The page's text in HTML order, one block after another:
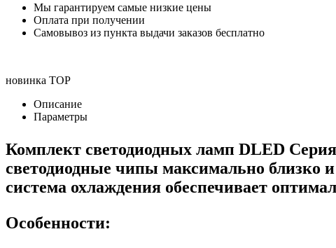
Мы гарантируем самые низкие цены
Оплата при получении
Самовывоз из пункта выдачи заказов бесплатно
новинка TOP
Описание
Параметры
Комплект светодиодных ламп DLED
светодиодные чипы максимально близко
система охлаждения обеспечивает
Особенности: